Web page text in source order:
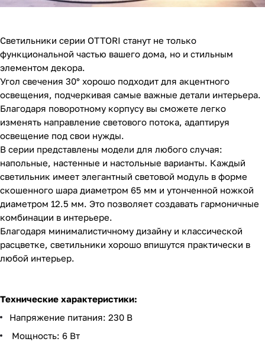
Светильники серии OTTORI станут не только
функциональной частью вашего дома, но и стильным
элементом декора.
Угол свечения 30° хорошо подходит для акцентного
освещения, подчеркивая самые важные детали интерьера.
Благодаря поворотному корпусу вы сможете легко
изменять направление светового потока, адаптируя
освещение под свои нужды.
В серии представлены модели для любого случая:
напольные, настенные и настольные варианты. Каждый
светильник имеет элегантный световой модуль в форме
скошенного шара диаметром 65 мм и утонченной ножкой
диаметром 12.5 мм. Это позволяет создавать гармоничные
комбинации в интерьере.
Благодаря минималистичному дизайну и классической
расцветке, светильники хорошо впишутся практически в
любой интерьер.
Технические характеристики:
Напряжение питания: 230 В
Мощность: 6 Вт